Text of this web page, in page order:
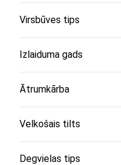
Virsbūves tips
Izlaiduma gads
Ātrumkārba
Velkošais tilts
Degvielas tips